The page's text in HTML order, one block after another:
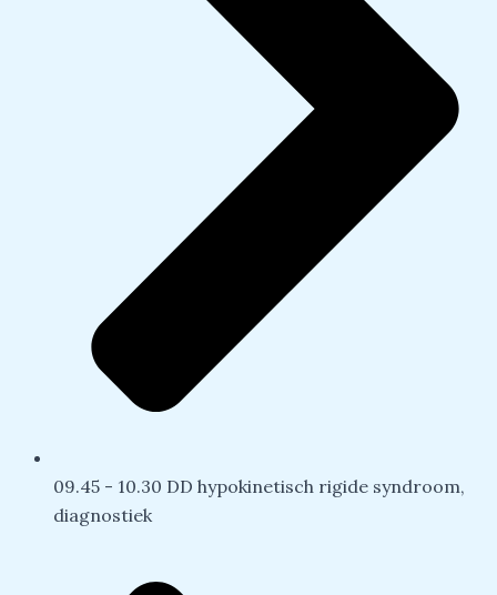
09.45 - 10.30 DD hypokinetisch rigide syndroom,
diagnostiek